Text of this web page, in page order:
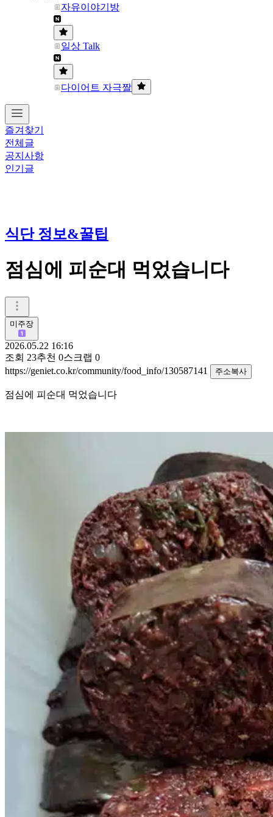
자유이야기방
일상 Talk
다이어트 자극짤
즐겨찾기
전체글
공지사항
인기글
식단 정보&꿀팁
점심에 피순대 먹었습니다
미주장
2026.05.22 16:16
조회 23추천 0스크랩 0
https://geniet.co.kr/community/food_info/130587141
주소복사
점심에 피순대 먹었습니다